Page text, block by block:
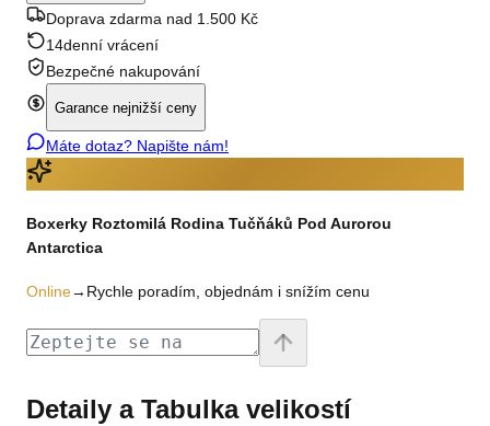
Doprava zdarma nad 1.500 Kč
14denní vrácení
Bezpečné nakupování
Garance nejnižší ceny
Máte dotaz? Napište nám!
Boxerky Roztomilá Rodina Tučňáků Pod Aurorou
Antarctica
Online→ Rychle poradím, objednám i snížím cenu
Detaily a Tabulka velikostí